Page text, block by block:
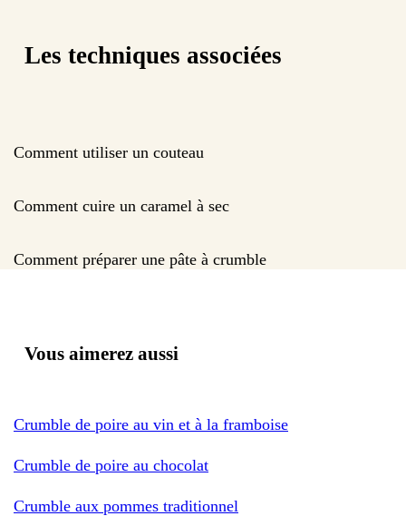
Les techniques associées
Comment utiliser un couteau
Comment cuire un caramel à sec
Comment préparer une pâte à crumble
Vous aimerez aussi
Crumble de poire au vin et à la framboise
Crumble de poire au chocolat
Crumble aux pommes traditionnel